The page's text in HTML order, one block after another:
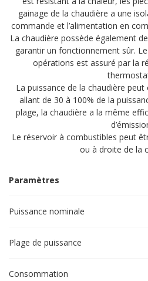
gainage de la chaudière a une
commande et l’alimentation en
La chaudière possède également
garantir un fonctionnement sûr.
opérations est assuré par la
La puissance de la chaudière
allant de 30 à 100% de la
plage, la chaudière a la même
Le réservoir à combustibles peut
ou à droite de la
Paramètres
Puissance nominale
Plage de puissance
Consommation